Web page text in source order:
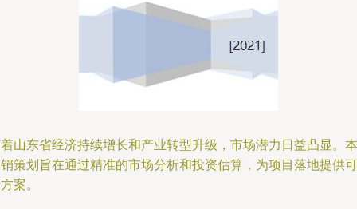
山东省经济持续增长和产业转型升级，市场潜力日益凸显。本
策划旨在通过精准的市场分析和投资估算，为项目落地提供可
案。